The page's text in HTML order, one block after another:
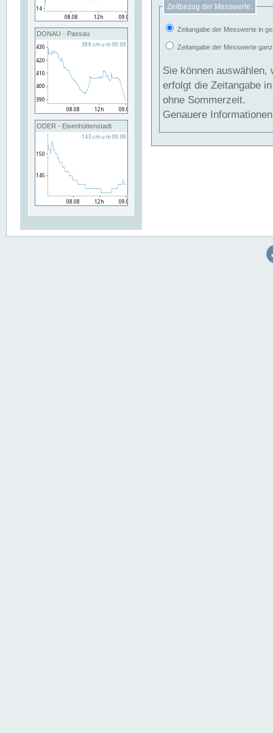
DONAU - Passau
ODER - Eisenhüttenstadt
Zeitbezug der Messwerte:
Zeitangabe der Messwerte in
Zeitangabe der Messwerte
Sie können auswählen,
erfolgt die Zeitangabe
ohne Sommerzeit.
Genauere